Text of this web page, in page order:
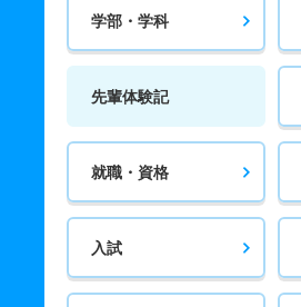
学部・学科
先輩体験記
就職・資格
入試